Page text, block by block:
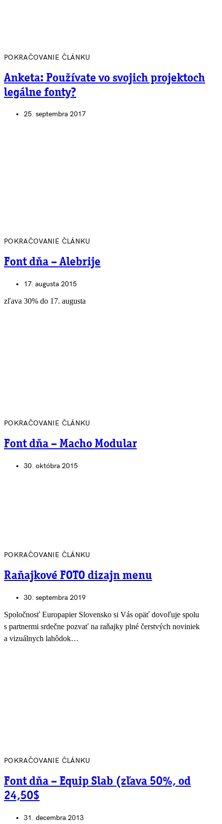
POKRAČOVANIE ČLÁNKU
Anketa: Používate vo svojich projektoch
legálne fonty?
25. septembra 2017
POKRAČOVANIE ČLÁNKU
Font dňa – Alebrije
17. augusta 2015
zľava 30% do 17. augusta
POKRAČOVANIE ČLÁNKU
Font dňa – Macho Modular
30. októbra 2015
POKRAČOVANIE ČLÁNKU
Raňajkové FOTO dizajn menu
30. septembra 2019
Spoločnosť Europapier Slovensko si Vás opäť dovoľuje spolu
s partnermi srdečne pozvať na raňajky plné čerstvých noviniek
a vizuálnych lahôdok…
POKRAČOVANIE ČLÁNKU
Font dňa – Equip Slab (zľava 50%, od
24,50$
31. decembra 2013